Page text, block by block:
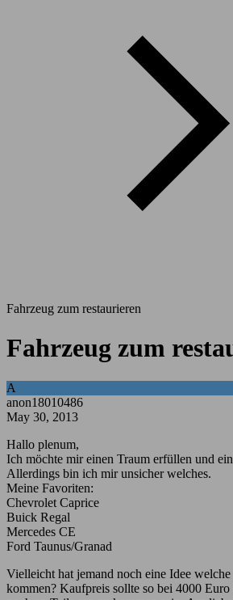
Fahrzeug zum restaurieren
Fahrzeug zum
A
anon18010486
May 30, 2013
Hallo plenum,
Ich möchte mir einen Traum erfüllen und
Allerdings bin ich mir unsicher welches.
Meine Favoriten:
Chevrolet Caprice
Buick Regal
Mercedes CE
Ford Taunus/Granad
Vielleicht hat jemand noch eine Idee
kommen? Kaufpreis sollte so bei 4000 Euro